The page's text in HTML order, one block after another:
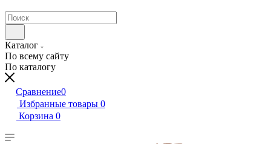
Каталог
По всему сайту
По каталогу
Сравнение0
Избранные товары 0
Корзина 0